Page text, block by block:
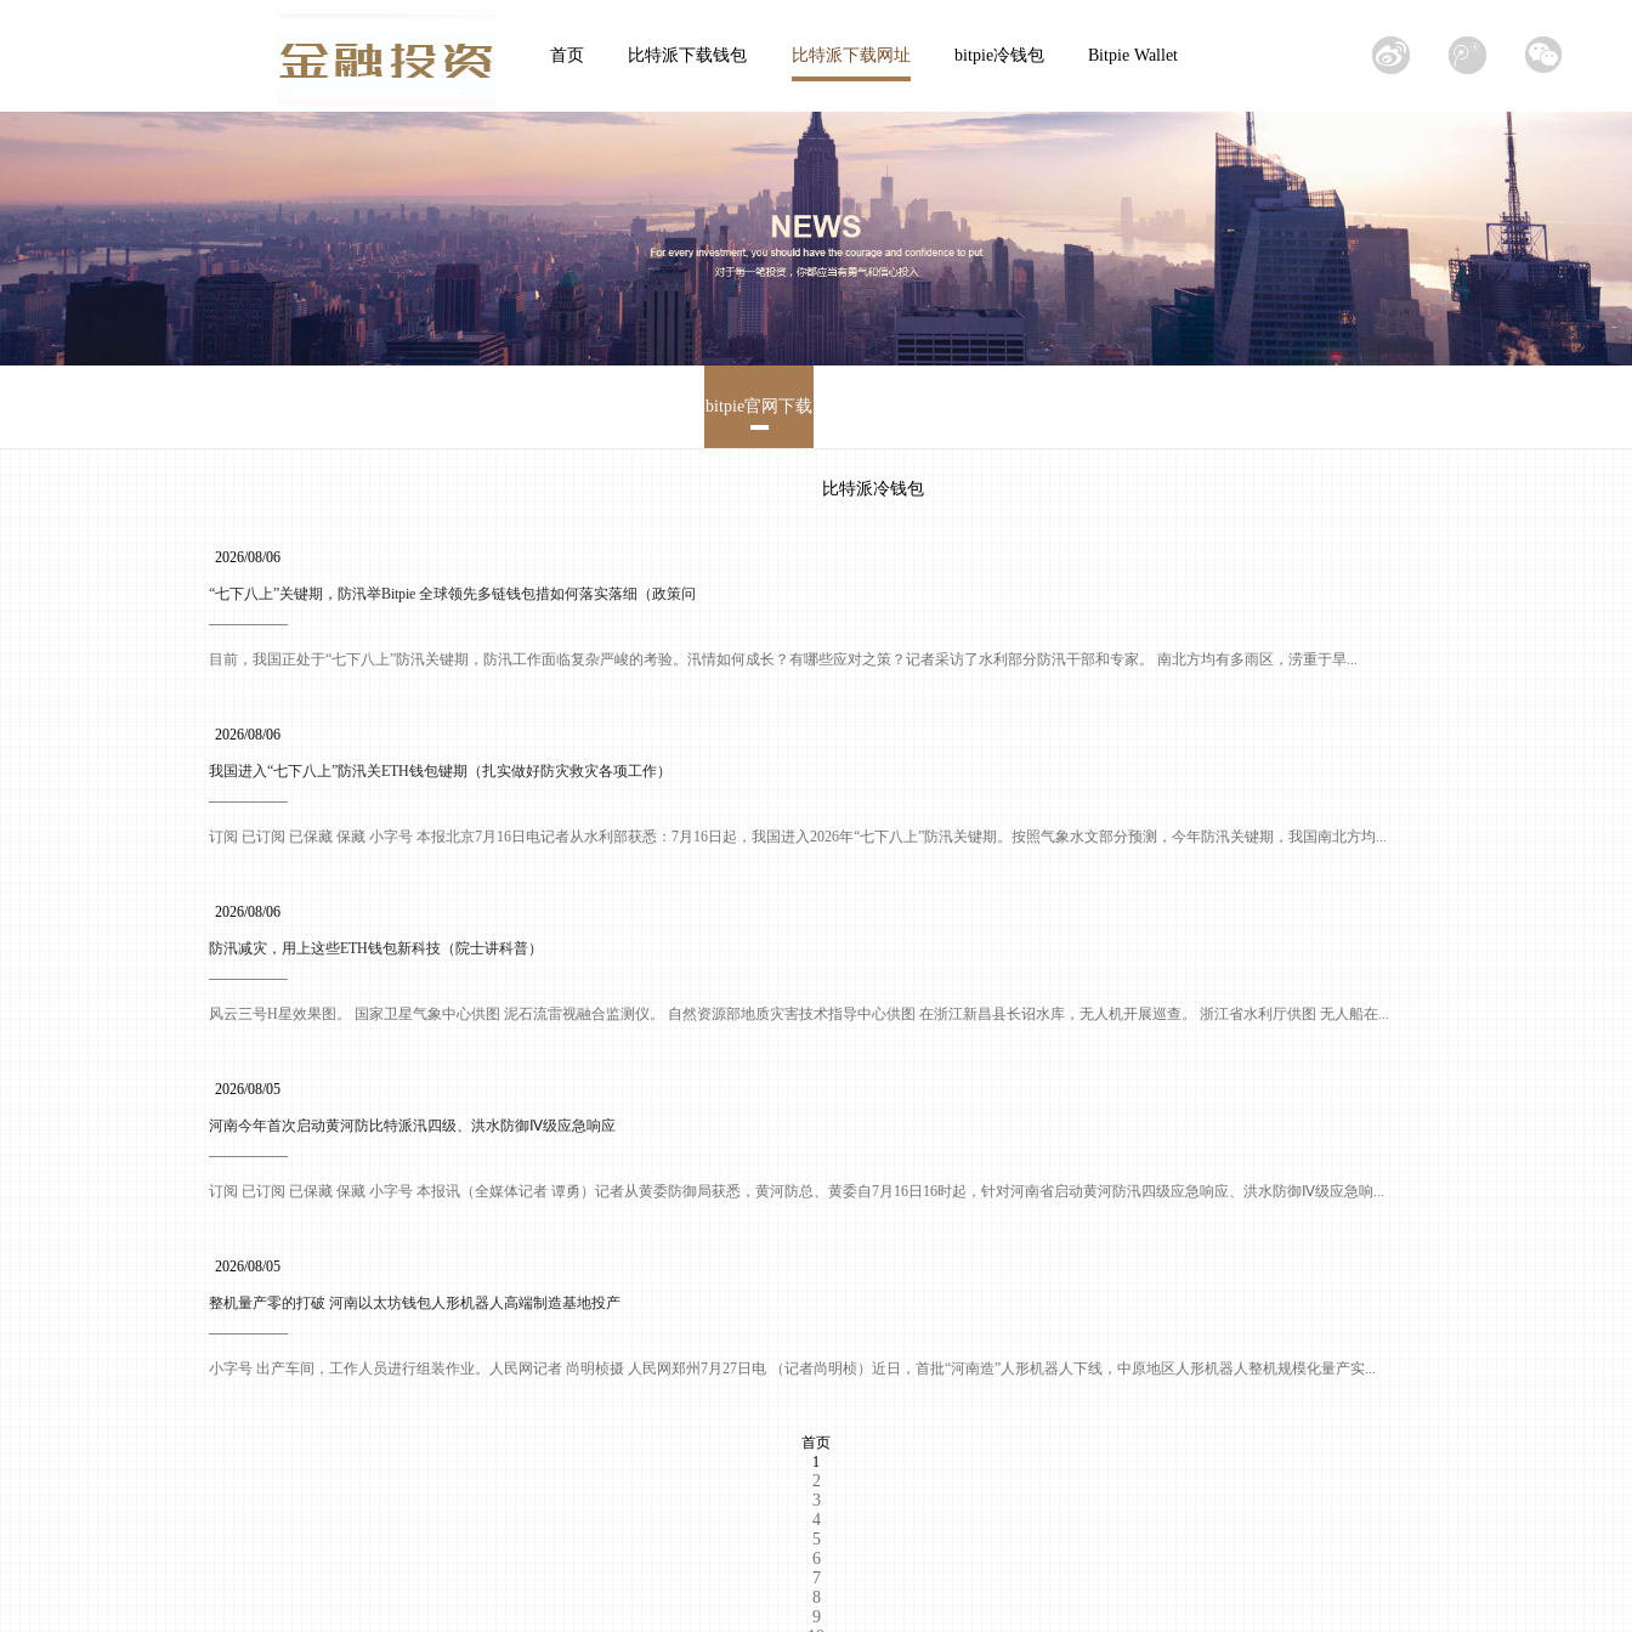
首页 比特派下载钱包 比特派下载网址 bitpie冷钱包 Bitpie Wallet
bitpie官网下载
比特派冷钱包
2026/08/06
“七下八上”关键期，防汛举Bitpie 全球领先多链钱包措如何落实落细（政策问
目前，我国正处于“七下八上”防汛关键期，防汛工作面临复杂严峻的考验。汛情如何成长？有哪些应对之策？记者采访了水利部分防汛干部和专家。 南北方均有多雨区，涝重于旱...
2026/08/06
我国进入“七下八上”防汛关ETH钱包键期（扎实做好防灾救灾各项工作）
订阅 已订阅 已保藏 保藏 小字号 本报北京7月16日电记者从水利部获悉：7月16日起，我国进入2026年“七下八上”防汛关键期。按照气象水文部分预测，今年防汛关键期，我国南北方均...
2026/08/06
防汛减灾，用上这些ETH钱包新科技（院士讲科普）
风云三号H星效果图。 国家卫星气象中心供图 泥石流雷视融合监测仪。 自然资源部地质灾害技术指导中心供图 在浙江新昌县长诏水库，无人机开展巡查。 浙江省水利厅供图 无人船在...
2026/08/05
河南今年首次启动黄河防比特派汛四级、洪水防御Ⅳ级应急响应
订阅 已订阅 已保藏 保藏 小字号 本报讯（全媒体记者 谭勇）记者从黄委防御局获悉，黄河防总、黄委自7月16日16时起，针对河南省启动黄河防汛四级应急响应、洪水防御Ⅳ级应急响...
2026/08/05
整机量产零的打破 河南以太坊钱包人形机器人高端制造基地投产
小字号 出产车间，工作人员进行组装作业。人民网记者 尚明桢摄 人民网郑州7月27日电 （记者尚明桢）近日，首批“河南造”人形机器人下线，中原地区人形机器人整机规模化量产实...
首页
1
2
3
4
5
6
7
8
9